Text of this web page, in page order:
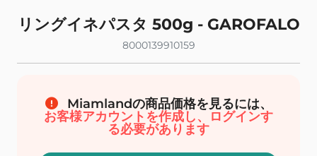
リングイネパスタ 500g - GAROFALO
8000139910159
Miamlandの商品価格を見るには、
お客様アカウントを作成し、ログインす
る必要があります